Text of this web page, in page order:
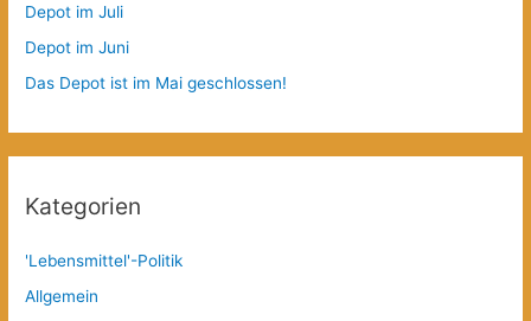
Depot im Juli
Depot im Juni
Das Depot ist im Mai geschlossen!
Kategorien
'Lebensmittel'-Politik
Allgemein